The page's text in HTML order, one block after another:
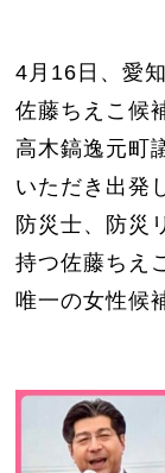
4月16日、愛
佐藤ちえこ候
高木鎬逸元町
いただき出発
防災士、防災
持つ佐藤ちえ
唯一の女性候